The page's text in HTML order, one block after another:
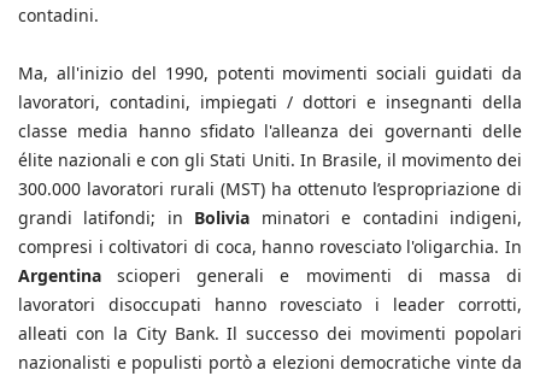
contadini.
Ma, all'inizio del 1990, potenti movimenti sociali guidati da
lavoratori, contadini, impiegati / dottori e insegnanti della
classe media hanno sfidato l'alleanza dei governanti delle
élite nazionali e con gli Stati Uniti. In Brasile, il movimento dei
300.000 lavoratori rurali (MST) ha ottenuto l’espropriazione di
grandi latifondi; in Bolivia minatori e contadini indigeni,
compresi i coltivatori di coca, hanno rovesciato l'oligarchia. In
Argentina scioperi generali e movimenti di massa di
lavoratori disoccupati hanno rovesciato i leader corrotti,
alleati con la City Bank. Il successo dei movimenti popolari
nazionalisti e populisti portò a elezioni democratiche vinte da